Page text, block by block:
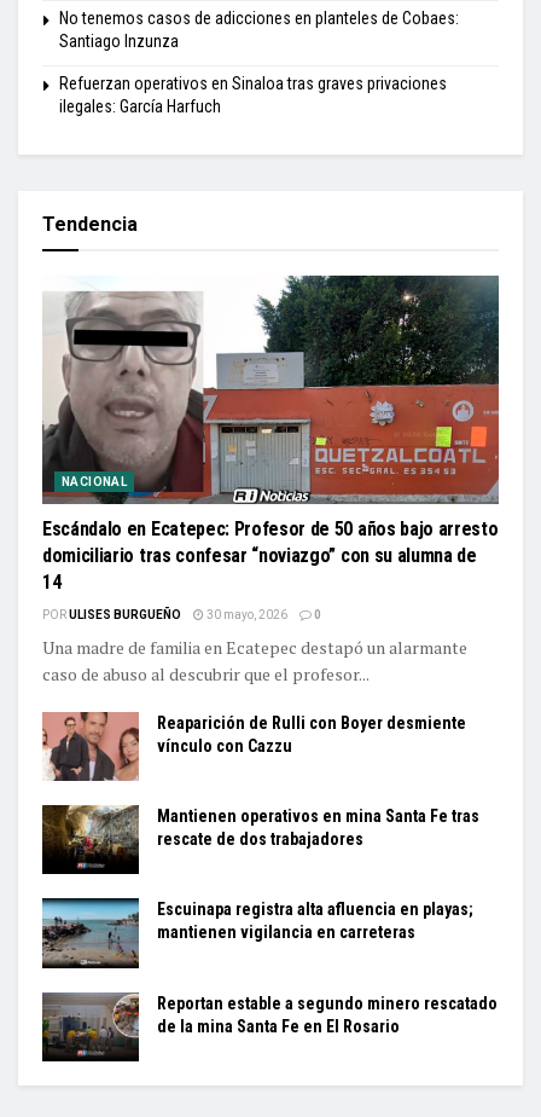
No tenemos casos de adicciones en planteles de Cobaes:
Santiago Inzunza
Refuerzan operativos en Sinaloa tras graves privaciones
ilegales: García Harfuch
Tendencia
NACIONAL
Escándalo en Ecatepec: Profesor de 50 años bajo arresto
domiciliario tras confesar “noviazgo” con su alumna de
14
PORULISES BURGUEÑO 30 mayo, 2026 0
Una madre de familia en Ecatepec destapó un alarmante
caso de abuso al descubrir que el profesor...
Reaparición de Rulli con Boyer desmiente
vínculo con Cazzu
Mantienen operativos en mina Santa Fe tras
rescate de dos trabajadores
Escuinapa registra alta afluencia en playas;
mantienen vigilancia en carreteras
Reportan estable a segundo minero rescatado
de la mina Santa Fe en El Rosario